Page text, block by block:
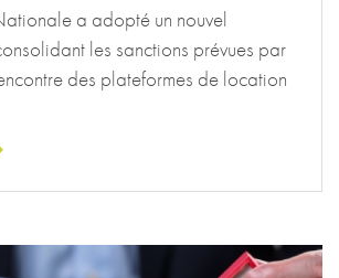
a adopté un nouvel
les sanctions prévues par
des plateformes de location